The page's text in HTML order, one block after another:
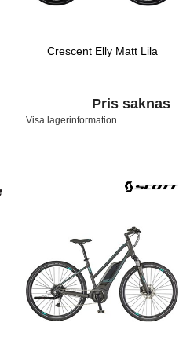
Crescent Elly Matt Lila
Pris saknas
Visa lagerinformation